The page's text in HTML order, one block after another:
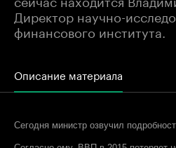
Директор научно-
финансового института.
Описание материала
Сегодня министр озвучил